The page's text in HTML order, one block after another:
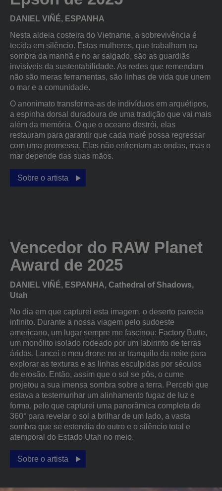
DANIEL VIÑÉ, ESPANHA
Nesta aldeia costeira do Vietname, a sobrevivência é
tecida em silêncio. Estas mulheres, que trabalham na
sombra da manhã e no ar salgado, são as guardiãs
invisíveis da sustentabilidade. As redes que remendam
não são meras ferramentas, são linhas de vida que unem
o mar e a comunidade.
O anonimato transforma-as de indivíduos em arquétipos,
a espinha dorsal duradoura de uma tradição que vai mais
além da memória. O que o oceano destrói, elas
restauram para garantir que cada maré possa regressar
com uma promessa. Elas não enfrentam as ondas, mas o
mar depende das suas mãos.
Sobre o artista
Vencedor do RAW Planet
Award de 2025
DANIEL VIÑÉ, ESPANHA, Cathedral of Shadows,
Utah
No dia em que capturei esta imagem, o deserto parecia
infinito. Durante a nossa viagem pelo sudoeste
americano, um lugar sempre me fascinou: Factory Butte,
um monólito isolado rodeado por um labirinto de terras
áridas. Lancei o meu drone no ar tranquilo da noite para
explorar as texturas e as linhas esculpidas por séculos
de erosão. Então, assim que o sol se pôs, o cume
projetou a sua imensa sombra sobre a terra. Percebi que
estava a testemunhar um alinhamento fugaz de luz e
forma, pelo que capturei uma panorâmica completa de
360° para revelar o sol a brilhar de um lado, a vasta
sombra que se estendia do outro e o silêncio total e
atemporal do Estado Utah no meio.
Sobre o artista